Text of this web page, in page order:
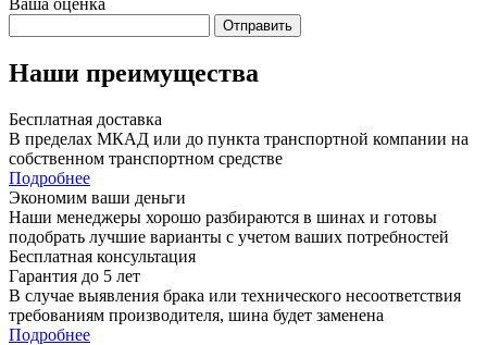
Ваша оценка
Отправить
Наши преимущества
Бесплатная доставка
В пределах МКАД или до пункта транспортной компании на
собственном транспортном средстве
Подробнее
Экономим ваши деньги
Наши менеджеры хорошо разбираются в шинах и готовы
подобрать лучшие варианты с учетом ваших потребностей
Бесплатная консультация
Гарантия до 5 лет
В случае выявления брака или технического несоответствия
требованиям производителя, шина будет заменена
Подробнее